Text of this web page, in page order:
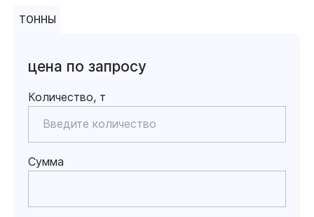
ТОННЫ
цена по запросу
Количество, т
Сумма